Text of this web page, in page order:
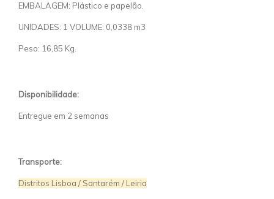
EMBALAGEM: Plástico e papelão.
UNIDADES: 1 VOLUME: 0,0338 m3
Peso: 16,85 Kg.
Disponibilidade:
Entregue em 2 semanas
Transporte:
Distritos Lisboa / Santarém / Leiria